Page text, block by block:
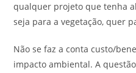
qualquer projeto que tenha
seja para a vegetação, quer
Não se faz a conta custo/
impacto ambiental. A